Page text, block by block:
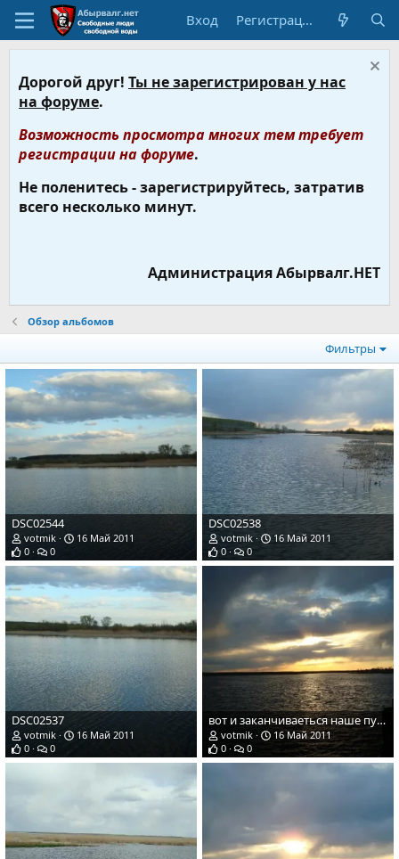
Вход Регистрация
Дорогой друг! Ты не зарегистрирован у нас
на форуме.
Возможность просмотра многих тем требует
регистрации на форуме.
Не поленитесь - зарегистрируйтесь, затратив
всего несколько минут.
Администрация Абырвалг.НЕТ
Обзор альбомов
Фильтры
DSC02544
votmik
16 Май 2011
0
0
DSC02538
votmik
16 Май 2011
0
0
DSC02537
votmik
16 Май 2011
0
0
вот и заканчиваеться наше путешествие
votmik
16 Май 2011
0
0